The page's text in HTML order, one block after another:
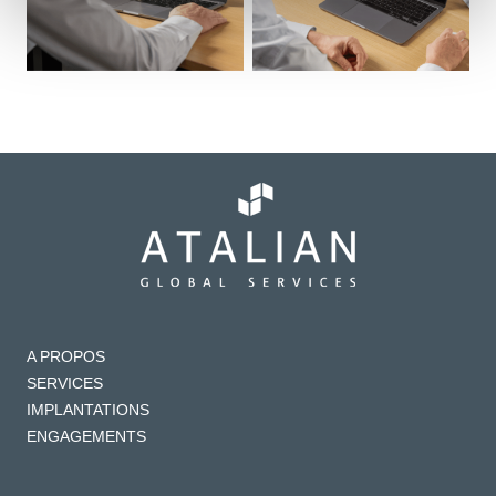
A PROPOS
SERVICES
IMPLANTATIONS
ENGAGEMENTS